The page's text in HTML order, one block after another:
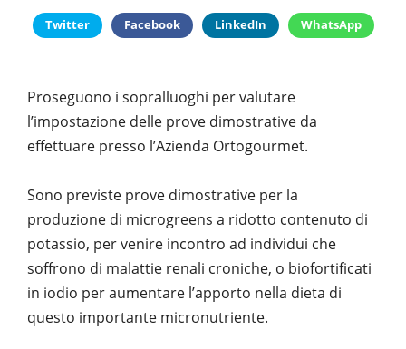
Twitter Facebook LinkedIn WhatsApp
Proseguono i sopralluoghi per valutare
l’impostazione delle prove dimostrative da
effettuare presso l’Azienda Ortogourmet.
Sono previste prove dimostrative per la
produzione di microgreens a ridotto contenuto di
potassio, per venire incontro ad individui che
soffrono di malattie renali croniche, o biofortificati
in iodio per aumentare l’apporto nella dieta di
questo importante micronutriente.